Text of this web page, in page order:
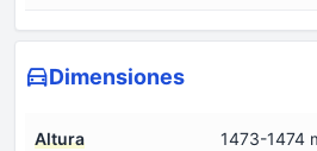
Dimensiones
Altura 1473-1474